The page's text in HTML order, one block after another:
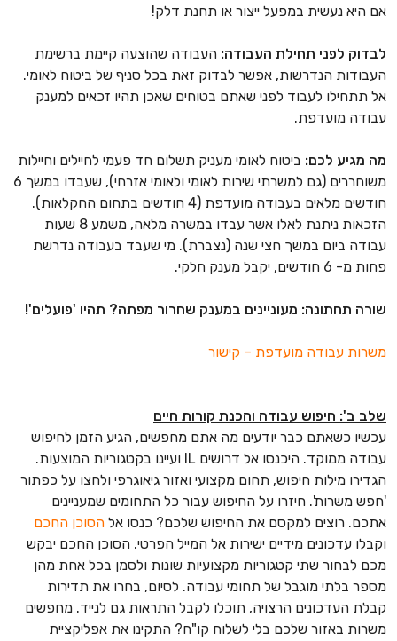
אם היא נעשית במפעל ייצור או תחנת דלק!
לבדוק לפני תחילת העבודה: העבודה שהוצעה קיימת ברשימת
העבודות הנדרשות, אפשר לבדוק זאת בכל סניף של ביטוח לאומי.
אל תתחילו לעבוד לפני שאתם בטוחים שאכן תהיו זכאים למענק
עבודה מועדפת.
מה מגיע לכם: ביטוח לאומי מעניק תשלום חד פעמי לחיילים וחיילות
משוחררים (גם למשרתי שירות לאומי ולאומי אזרחי), שעבדו במשך 6
חודשים מלאים בעבודה מועדפת (4 חודשים בתחום החקלאות).
הזכאות ניתנת לאלו אשר עבדו במשרה מלאה, משמע 8 שעות
עבודה ביום במשך חצי שנה (נצברת). מי שעבד בעבודה נדרשת
פחות מ- 6 חודשים, יקבל מענק חלקי.
שורה תחתונה: מעוניינים במענק שחרור מפתה? תהיו 'פועלים'!
משרות עבודה מועדפת – קישור
שלב ב': חיפוש עבודה והכנת קורות חיים
עכשיו כשאתם כבר יודעים מה אתם מחפשים, הגיע הזמן לחיפוש
עבודה ממוקד. היכנסו אל דרושים IL ועיינו בקטגוריות המוצעות.
הגדירו מילות חיפוש, תחום מקצועי ואזור גיאוגרפי ולחצו על כפתור
'חפש משרות'. חיזרו על החיפוש עבור כל התחומים שמעניינים
אתכם. רוצים למקסם את החיפוש שלכם? כנסו אל הסוכן החכם
וקבלו עדכונים מידיים ישירות אל המייל הפרטי. הסוכן החכם יבקש
מכם לבחור שתי קטגוריות מקצועיות שונות ולסמן בכל אחת מהן
מספר בלתי מוגבל של תחומי עבודה. לסיום, בחרו את תדירות
קבלת העדכונים הרצויה, תוכלו לקבל התראות גם לנייד. מחפשים
משרות באזור שלכם בלי לשלוח קו"ח? התקינו את אפליקציית